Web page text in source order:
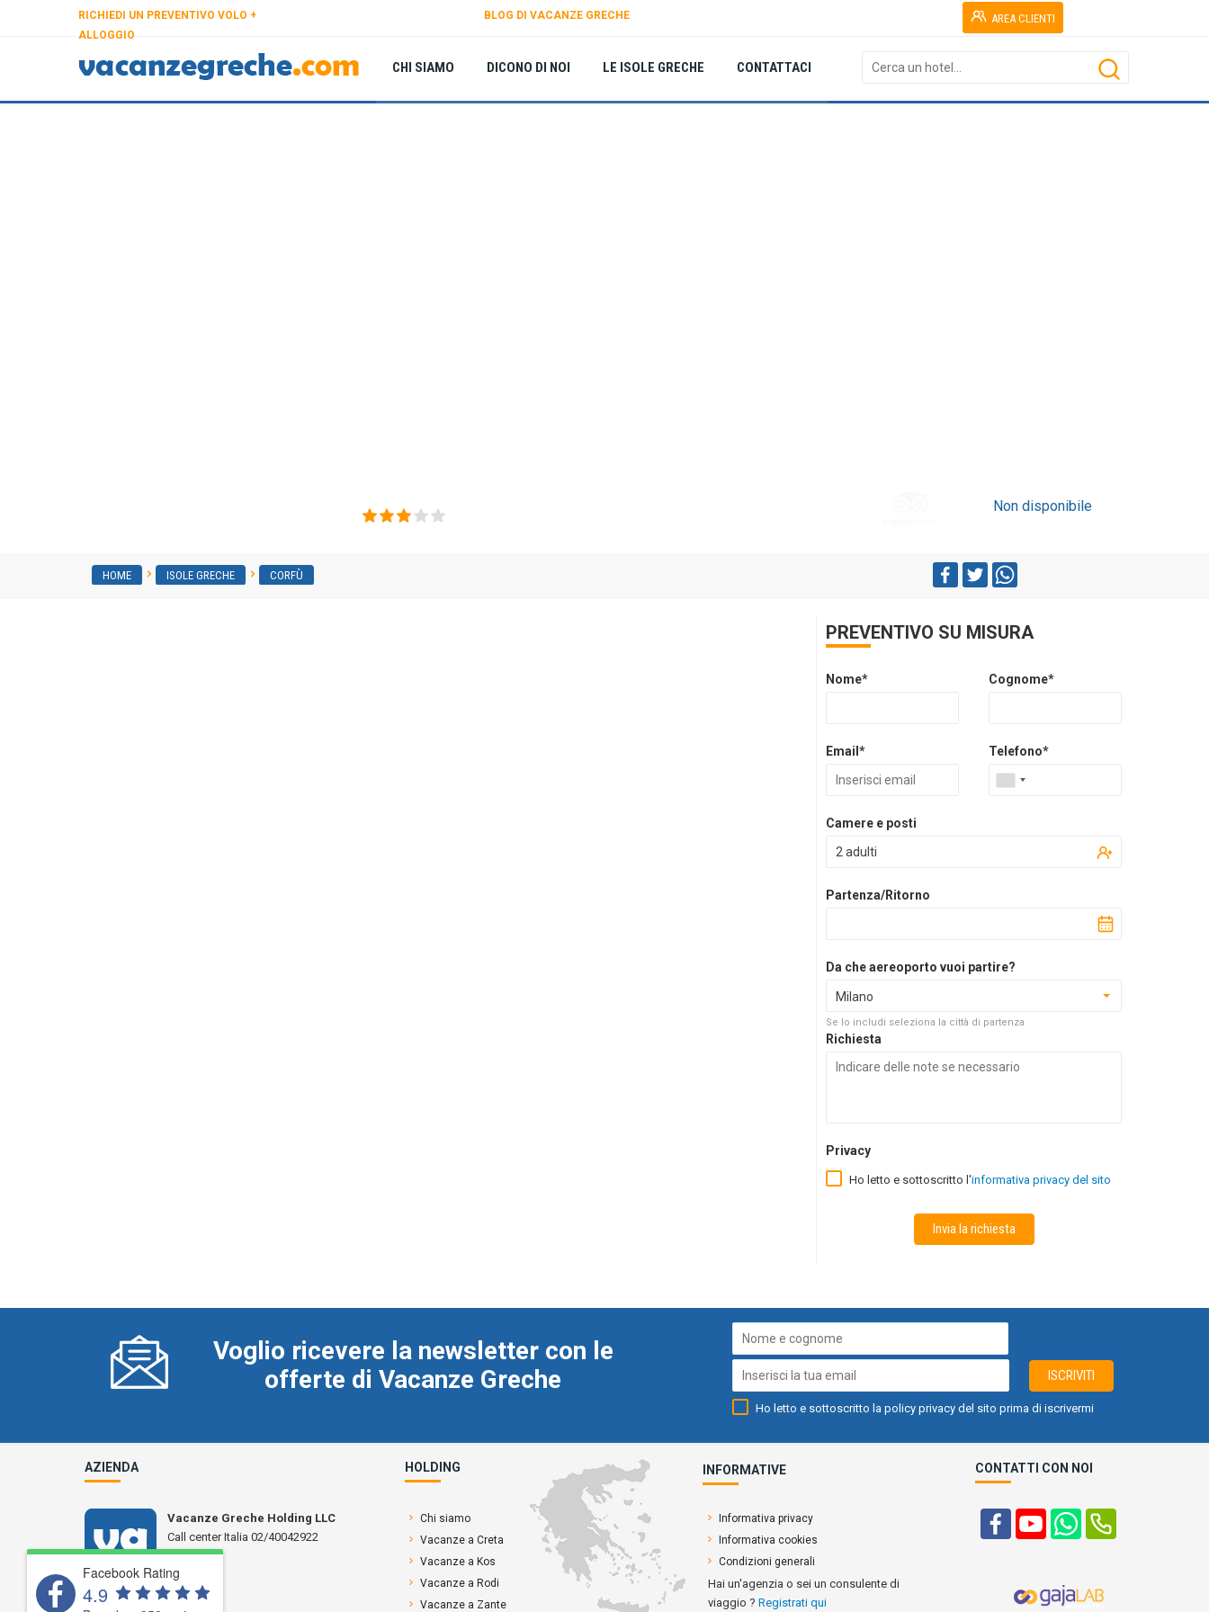
AREA CLIENTI
RICHIEDI UN PREVENTIVO VOLO +
ALLOGGIO
BLOG DI VACANZE GRECHE
CHI SIAMO DICONO DI NOI LE ISOLE GRECHE CONTATTACI
Non disponibile
HOME ISOLE GRECHE CORFÙ
PREVENTIVO SU MISURA
Nome* Cognome*
Email* Telefono*
Camere e posti
2 adulti
Partenza/Ritorno
Da che aereoporto vuoi partire?
Milano
Se lo includi seleziona la città di partenza
Richiesta
Privacy
Ho letto e sottoscritto l'informativa privacy del sito
Invia la richiesta
ISCRIVITI
Ho letto e sottoscritto la policy privacy del sito prima di iscrivermi
Voglio ricevere la newsletter con le
offerte di Vacanze Greche
AZIENDA HOLDING CONTATTI CON NOI
INFORMATIVE
Vacanze Greche Holding LLC
Call center Italia 02/40042922
N° L 17359
Chi siamo
Vacanze a Creta
Vacanze a Kos
Vacanze a Rodi
Vacanze a Zante
Informativa privacy
Informativa cookies
Condizioni generali
Hai un'agenzia o sei un consulente di
viaggio ? Registrati qui
Facebook Rating
4.9